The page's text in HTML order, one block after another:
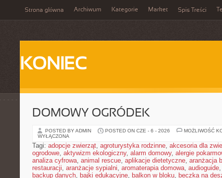
Strona główna Archiwum Kategorie Market Spis Treści
KONIEC
DOMOWY OGRÓDEK
POSTED BY ADMIN POSTED ON CZE - 6 - 2026
MOŻLIWOŚĆ
WYŁĄCZONA
Tagi: adopcje zwierząt, agroturystyka rodzinne, akcesoria dla
ogrodowe, aktywizm ekologiczny, alarm domowy, alergie
analiza cyfrowa, animal rescue, aplikacje dietetyczne, aranżacja
restauracji, aranżacje sypialni, aromaterapia domowa, audioguide
backup danych, bajki edukacyjne, balkon w bloku, beczka na